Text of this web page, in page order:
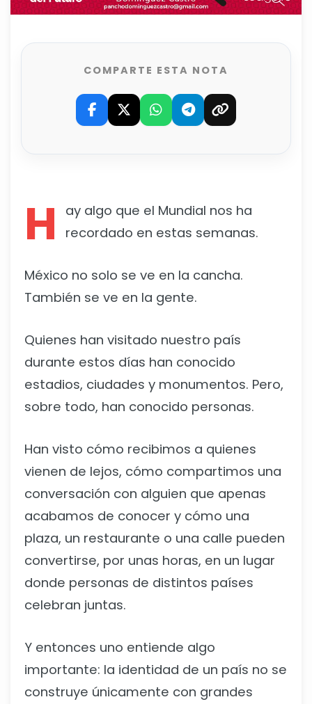
COMPARTE ESTA NOTA
H
ay algo que el Mundial nos ha
recordado en estas semanas.
México no solo se ve en la cancha.
También se ve en la gente.
Quienes han visitado nuestro país
durante estos días han conocido
estadios, ciudades y monumentos. Pero,
sobre todo, han conocido personas.
Han visto cómo recibimos a quienes
vienen de lejos, cómo compartimos una
conversación con alguien que apenas
acabamos de conocer y cómo una
plaza, un restaurante o una calle pueden
convertirse, por unas horas, en un lugar
donde personas de distintos países
celebran juntas.
Y entonces uno entiende algo
importante: la identidad de un país no se
construye únicamente con grandes